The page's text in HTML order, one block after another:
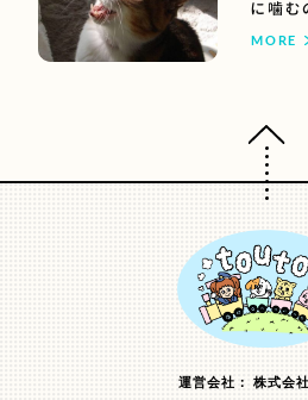
に噛む
MORE
運営会社： 株式会